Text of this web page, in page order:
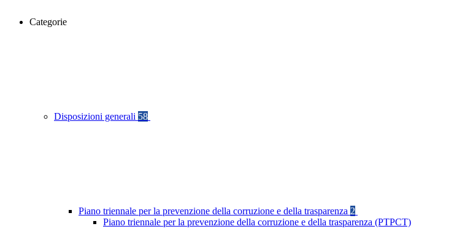
Categorie
Disposizioni generali 58
Piano triennale per la prevenzione della corruzione e della trasparenza 2
Piano triennale per la prevenzione della corruzione e della trasparenza (PTPCT)